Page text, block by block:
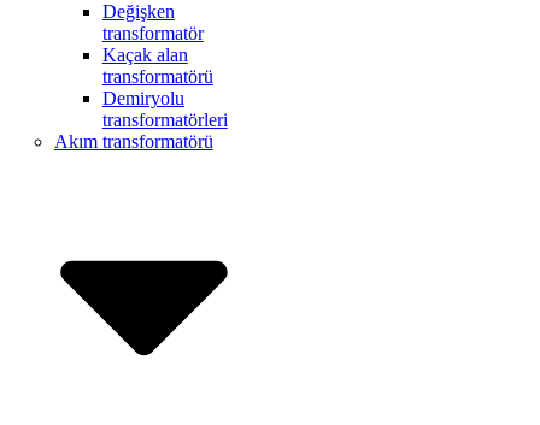
Değişken
transformatör
Kaçak alan
transformatörü
Demiryolu
transformatörleri
Akım transformatörü